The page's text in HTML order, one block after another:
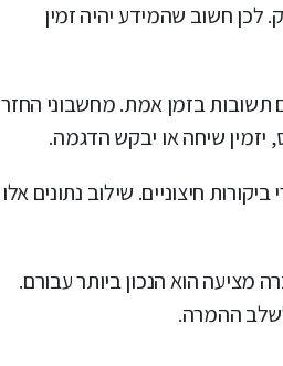
חשוב שהמידע יהיה זמין
בזמן אמת. מחשבוני החזר
יזמין שיחה או יבקש הדגמה.
חיצוניים. שילוב נתונים אלו
מציעה הוא הנכון ביותר עבורם.
ההמרה.